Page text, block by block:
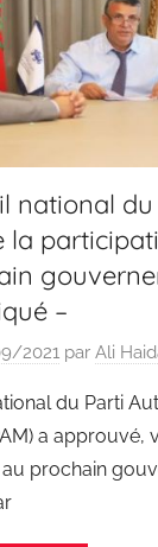
national du
la
–
2021 par Ali
du Parti
a approuvé,
prochain